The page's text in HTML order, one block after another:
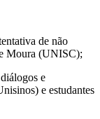
de não
Moura (UNISC);
e
e estudantes